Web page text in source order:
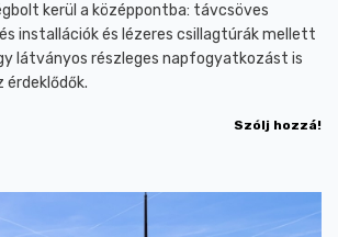
kerül a középpontba: távcsöves
installációk és lézeres csillagtúrák mellett
látványos részleges napfogyatkozást is
Szólj hozzá!